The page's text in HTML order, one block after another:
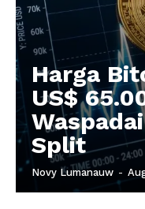
Harga
US$
Split
Novy Lumanauw -